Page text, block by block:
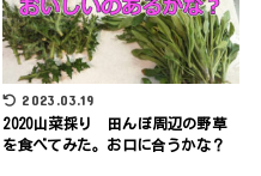
2023.03.19
2020山菜採り 田んぼ周辺の野草
を食べてみた。お口に合うかな？